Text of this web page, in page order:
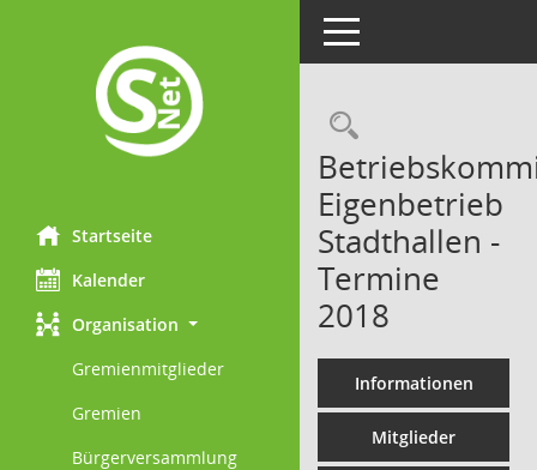
Startseite
Kalender
Organisation
Gremienmitglieder
Gremien
Bürgerversammlung
Toggle navigation
Eigenbetrieb
Stadthallen -
Termine
2018
Informationen
Mitglieder